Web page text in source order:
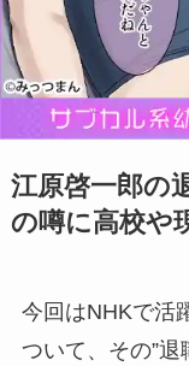
江原啓一郎の
の噂に高校や
今回はNHKで活
ついて、その”退